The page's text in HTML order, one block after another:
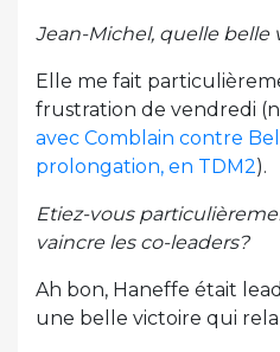
Jean-Michel, quelle belle
Elle me fait
frustration de vendredi
avec Comblain contre
prolongation, en TDM2).
Etiez-vous
vaincre les co-leaders?
Ah bon, Haneffe était
une belle victoire qui